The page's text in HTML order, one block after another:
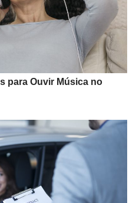
para Ouvir Música no